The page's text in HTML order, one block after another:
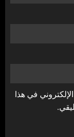
في هذا